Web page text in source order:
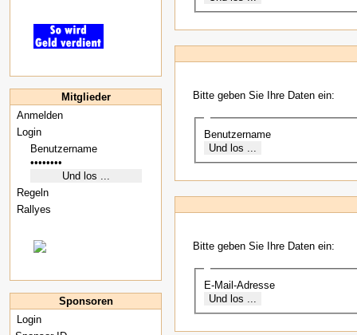
Mitglieder
Anmelden
Login
Regeln
Rallyes
Sponsoren
Login
Bitte geben Sie Ihre Daten ein:
Benutzername
Bitte geben Sie Ihre Daten ein:
E-Mail-Adresse